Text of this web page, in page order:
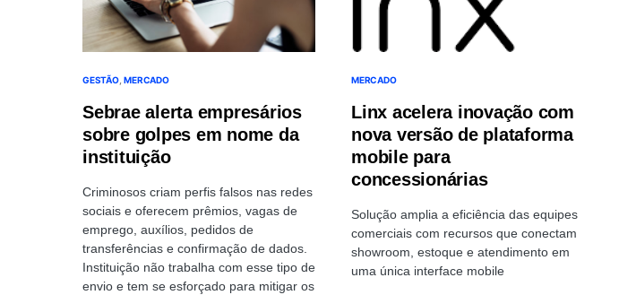
GESTÃO MERCADO
Sebrae alerta empresários
sobre golpes em nome da
instituição
Criminosos criam perfis falsos nas redes
sociais e oferecem prêmios, vagas de
emprego, auxílios, pedidos de
transferências e confirmação de dados.
Instituição não trabalha com esse tipo de
envio e tem se esforçado para mitigar os
MERCADO
Linx acelera inovação com
nova versão de plataforma
mobile para
concessionárias
Solução amplia a eficiência das equipes
comerciais com recursos que conectam
showroom, estoque e atendimento em
uma única interface mobile